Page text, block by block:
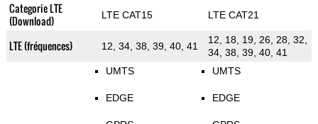
Categorie LTE
(Download)
LTE CAT15 LTE CAT21
LTE (fréquences) 12, 34, 38, 39, 40, 41
12, 18, 19, 26, 28, 32,
34, 38, 39, 40, 41
UMTS
EDGE
UMTS
EDGE